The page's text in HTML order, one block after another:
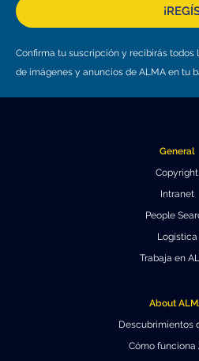
Confirma tu suscripción y recibirás
de imágenes y anuncios de ALMA en tu
General
Copyright
Intranet
People
Logística
Trabaja en
About
Descubrimientos
Cómo funciona